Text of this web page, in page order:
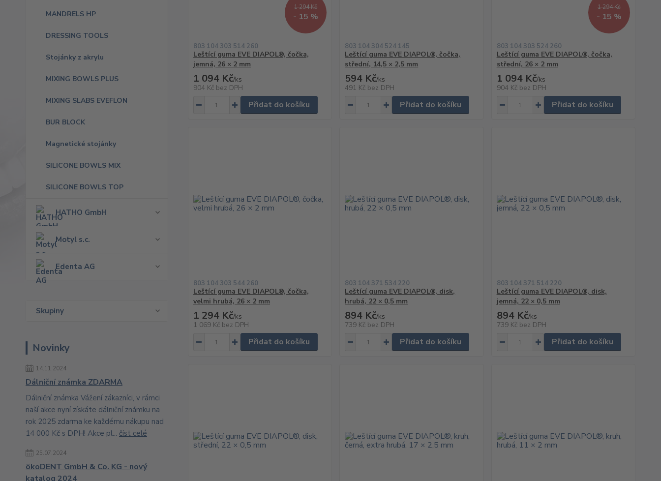
MANDRELS HP
DRESSING TOOLS
Stojánky z akrylu
MIXING BOWLS PLUS
MIXING SLABS EVEFLON
BUR BLOCK
Magnetické stojánky
SILICONE BOWLS MIX
SILICONE BOWLS TOP
HATHO GmbH
Motyl s.c.
Edenta AG
Skupiny
Novinky
14.11.2024
Dálniční známka ZDARMA
Dálniční známka Vážení zákazníci, v rámci
naší akce nyní získáte dálniční známku na
rok 2025 zdarma ke každému nákupu nad
14 000 Kč s DPH! Akce pl... číst celé
25.07.2024
ökoDENT GmbH & Co. KG - nový
katalog 2024
1 294 Kč
- 15 %
803 104 303 514 260
Leštící guma EVE DIAPOL®, čočka,
jemná, 26 × 2 mm
1 094 Kč/ks
904 Kč bez DPH
Přidat do košíku
803 104 304 524 145
Leštící guma EVE DIAPOL®, čočka,
střední, 14,5 × 2,5 mm
594 Kč/ks
491 Kč bez DPH
Přidat do košíku
1 294 Kč
- 15 %
803 104 303 524 260
Leštící guma EVE DIAPOL®, čočka,
střední, 26 × 2 mm
1 094 Kč/ks
904 Kč bez DPH
Přidat do košíku
803 104 303 544 260
Leštící guma EVE DIAPOL®, čočka,
velmi hrubá, 26 × 2 mm
1 294 Kč/ks
1 069 Kč bez DPH
Přidat do košíku
803 104 371 534 220
Leštící guma EVE DIAPOL®, disk,
hrubá, 22 × 0,5 mm
894 Kč/ks
739 Kč bez DPH
Přidat do košíku
803 104 371 514 220
Leštící guma EVE DIAPOL®, disk,
jemná, 22 × 0,5 mm
894 Kč/ks
739 Kč bez DPH
Přidat do košíku